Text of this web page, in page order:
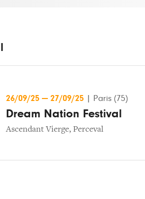
26/09/25 — 27/09/25 Paris (75)
Dream Nation Festival
Ascendant Vierge, Perceval